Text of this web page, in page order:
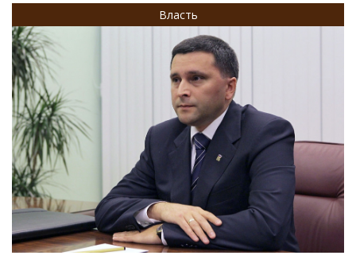
Власть